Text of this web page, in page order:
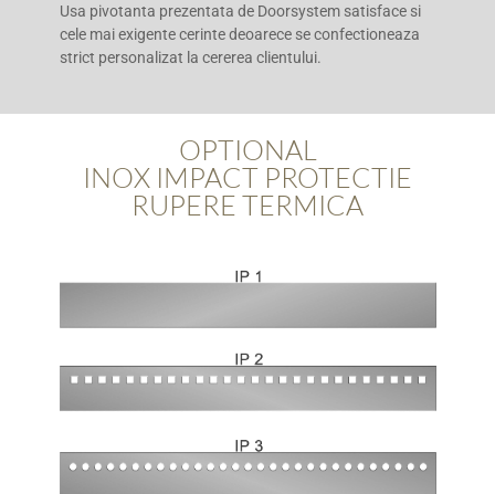
Usa pivotanta prezentata de Doorsystem satisface si
cele mai exigente cerinte deoarece se confectioneaza
strict personalizat la cererea clientului.
OPTIONAL
INOX IMPACT PROTECTIE
RUPERE TERMICA